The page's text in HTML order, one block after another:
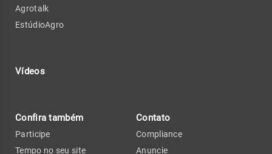
Agrotalk
EstúdioAgro
Vídeos
Confira também
Participe
Tempo no seu site
Contato
Compliance
Anuncie